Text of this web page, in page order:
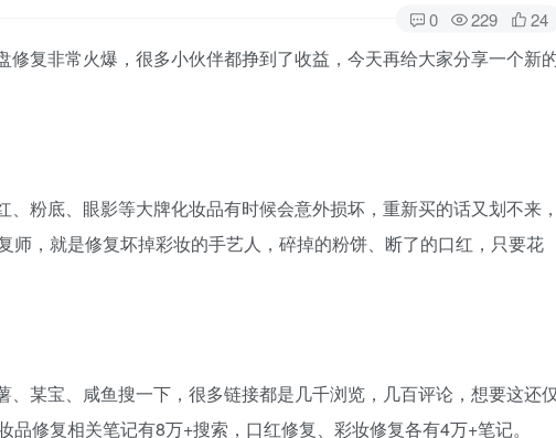
0 229 24
修复非常火爆，很多小伙伴都挣到了收益，今天再给大家分享一个新
、粉底、眼影等大牌化妆品有时候会意外损坏，重新买的话又划不来
师，就是修复坏掉彩妆的手艺人，碎掉的粉饼、断了的口红，只要花
、某宝、咸鱼搜一下，很多链接都是几千浏览，几百评论，想要这还
修复相关笔记有8万+搜索，口红修复、彩妆修复各有4万+笔记。